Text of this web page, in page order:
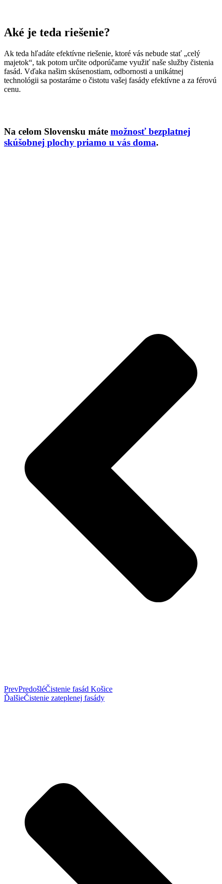
Aké je teda riešenie?
Ak teda hľadáte efektívne riešenie, ktoré vás nebude stať „celý
majetok“, tak potom určite odporúčame využiť naše služby čistenia
fasád. Vďaka našim skúsenostiam, odbornosti a unikátnej
technológii sa postaráme o čistotu vašej fasády efektívne a za férovú
cenu.
Na celom Slovensku máte možnosť bezplatnej
skúšobnej plochy priamo u vás doma.
PrevPredošléČistenie fasád Košice
ĎalšieČistenie zateplenej fasády